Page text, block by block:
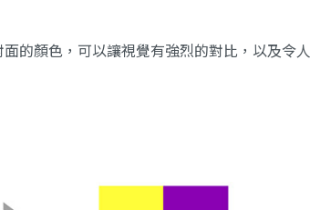
的顏色，可以讓視覺有強烈的對比，以及令人